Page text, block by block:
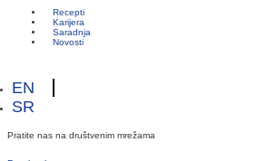
Recepti
Karijera
Saradnja
Novosti
EN
SR
Pratite nas na društvenim mrežama